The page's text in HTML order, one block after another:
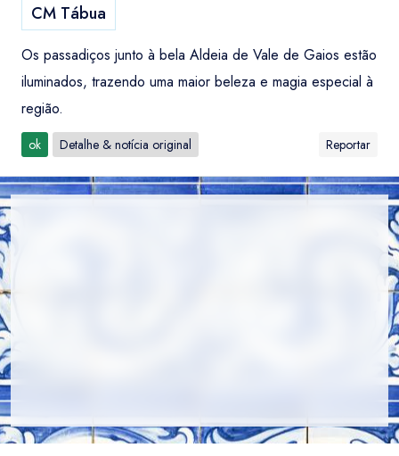
CM Tábua
Os passadiços junto à bela Aldeia de Vale de Gaios estão
iluminados, trazendo uma maior beleza e magia especial à
região.
ok Detalhe & notícia original Reportar